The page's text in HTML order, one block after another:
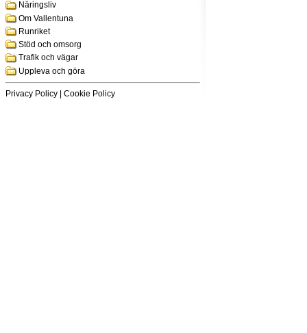
Näringsliv
Om Vallentuna
Runriket
Stöd och omsorg
Trafik och vägar
Uppleva och göra
Privacy Policy Cookie Policy